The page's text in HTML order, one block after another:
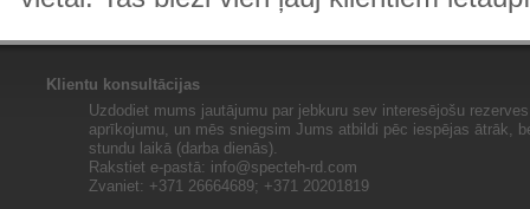
Klientu konsultācijas
Uzdodiet mums jautājumu par jebkuru sev interesējošu
aprīkojumu, un mēs sniegsim Jums atbildi pēc iespējas ātrāk,
stundu laikā (darba dienās).
Rakstiet e-pastā: info@specteh-rd.com
Zvaniet: +371 26664689; +371 20201819